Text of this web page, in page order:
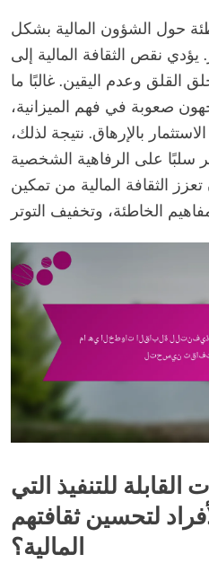
حول الشؤون المالية بشكل
نقص الثقافة المالية إلى
القلق وعدم اليقين. غالبًا ما
صعوبة في فهم الميزانية،
بالإرهاق. نتيجة لذلك،
سلبًا على الرفاهية الشخصية
الثقافة المالية من تمكين
للتنفيذ التي
لتحسين ثقافتهم
المالية؟